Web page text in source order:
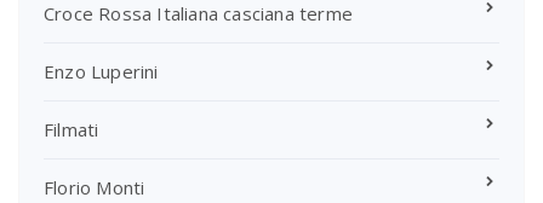
Croce Rossa Italiana casciana terme
Enzo Luperini
Filmati
Florio Monti